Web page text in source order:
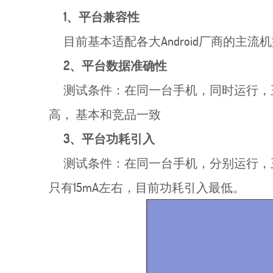
1、平台兼容性
目前基本适配各大Android厂商的主流
2、平台数据准确性
测试条件：在同一台手机，同时运行，
高， 基本和竞品一致
3、平台功耗引入
测试条件：在同一台手机，分别运行，
只有15mA左右，目前功耗引入最低。